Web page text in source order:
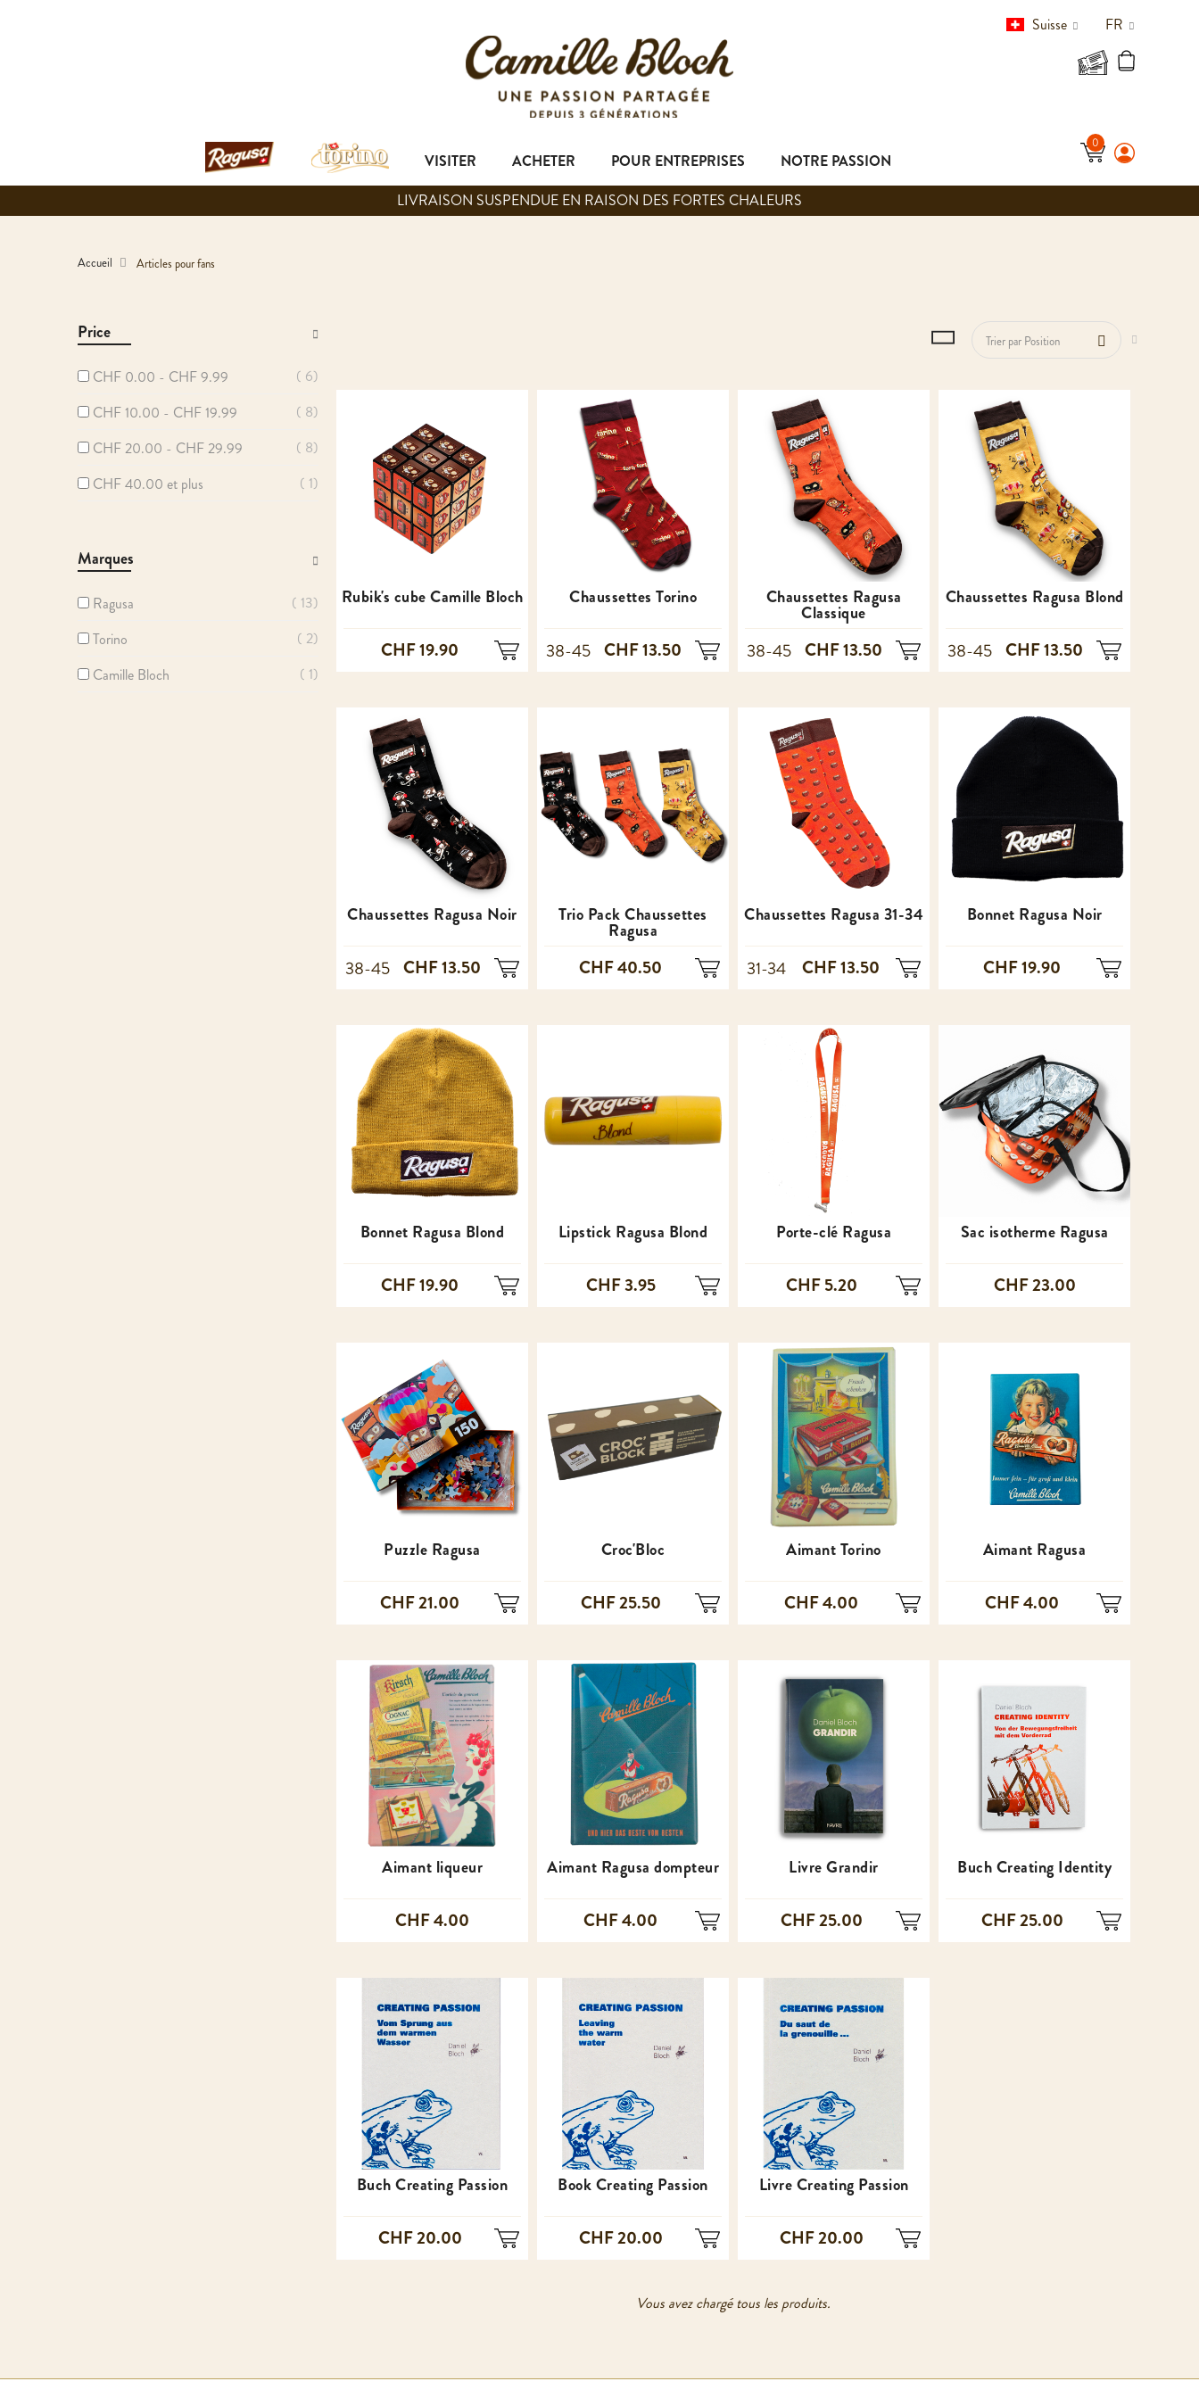
FR
Suisse
VISITER ACHETER POUR ENTREPRISES
NOTRE PASSION
LIVRAISON SUSPENDUE EN RAISON DES FORTES CHALEURS
Accueil Articles pour fans
PAR
Rubik's cube Camille Bloch
CHF 19.90
Chaussettes Torino
38-45 CHF 13.50
Chaussettes Ragusa
Classique
38-45 CHF 13.50
Chaussettes Ragusa Blond
38-45 CHF 13.50
Chaussettes Ragusa Noir
38-45 CHF 13.50
Trio Pack Chaussettes
Ragusa
CHF 40.50
Chaussettes Ragusa 31-34
31-34 CHF 13.50
Bonnet Ragusa Noir
CHF 19.90
Bonnet Ragusa Blond
CHF 19.90
Lipstick Ragusa Blond
CHF 3.95
Porte-clé Ragusa
CHF 5.20
Sac isotherme Ragusa
CHF 23.00
Puzzle Ragusa
CHF 21.00
Croc'Bloc
CHF 25.50
Aimant Torino
CHF 4.00
Aimant Ragusa
CHF 4.00
Aimant liqueur
CHF 4.00
Aimant Ragusa dompteur
CHF 4.00
Livre Grandir
CHF 25.00
Buch Creating Identity
CHF 25.00
Buch Creating Passion
CHF 20.00
Book Creating Passion
CHF 20.00
Livre Creating Passion
CHF 20.00
Vous avez chargé tous les produits.
Price
CHF 0.00 - CHF 9.99
6
CHF 10.00 - CHF 19.99
8
CHF 20.00 - CHF 29.99
8
CHF 40.00 et plus 1
Marques
Ragusa
13
Torino
2
Camille Bloch
1